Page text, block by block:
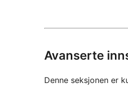
Avanserte
Denne seksjonen er